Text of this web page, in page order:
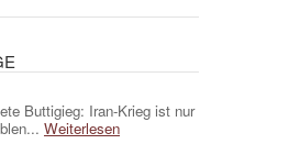
Buttigieg: Iran-Krieg ist nur
Weiterlesen